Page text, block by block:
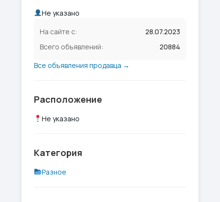
Не указано
На сайте с:
28.07.2023
Всего объявлений:
20884
Все объявления продавца →
Расположение
Не указано
Категория
Разное